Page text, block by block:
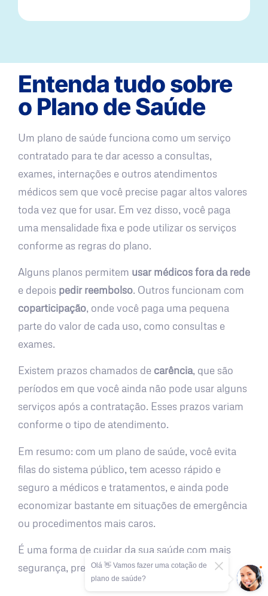
Entenda tudo sobre
o Plano de Saúde
Um plano de saúde funciona como um serviço
contratado para te dar acesso a consultas,
exames, internações e outros atendimentos
médicos sem que você precise pagar altos valores
toda vez que for usar. Em vez disso, você paga
uma mensalidade fixa e pode utilizar os serviços
conforme as regras do plano.
Alguns planos permitem usar médicos fora da rede
e depois pedir reembolso. Outros funcionam com
coparticipação, onde você paga uma pequena
parte do valor de cada uso, como consultas e
exames.
Existem prazos chamados de carência, que são
períodos em que você ainda não pode usar alguns
serviços após a contratação. Esses prazos variam
conforme o tipo de atendimento.
Em resumo: com um plano de saúde, você evita
filas do sistema público, tem acesso rápido e
seguro a médicos e tratamentos, e ainda pode
economizar bastante em situações de emergência
ou procedimentos mais caros.
É uma forma de cuidar da sua saúde com mais
segurança, previsibilidade e tranquilidade.
Olá 👋 Vamos fazer uma cotação de
plano de saúde?